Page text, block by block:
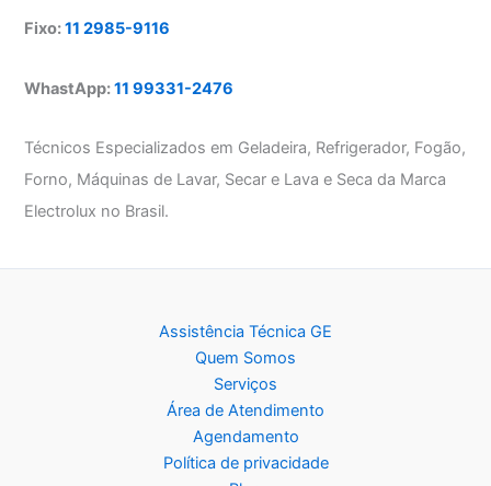
Fixo:11 2985-9116
WhastApp:11 99331-2476
Técnicos Especializados em Geladeira, Refrigerador, Fogão,
Forno, Máquinas de Lavar, Secar e Lava e Seca da Marca
Electrolux no Brasil.
Assistência Técnica GE
Quem Somos
Serviços
Área de Atendimento
Agendamento
Política de privacidade